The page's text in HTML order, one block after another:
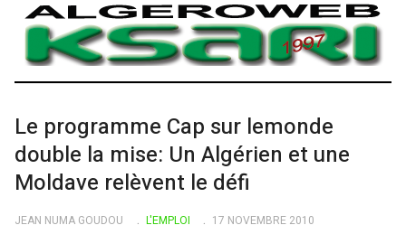
Le programme Cap sur lemonde
double la mise: Un Algérien et une
Moldave relèvent le défi
JEAN NUMA GOUDOU L'EMPLOI 17 NOVEMBRE 2010